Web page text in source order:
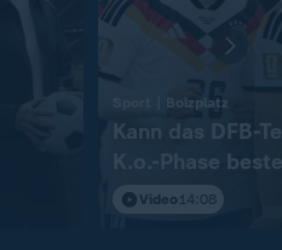
Sport | Bolzplatz
Kann das DFB-
K.o.-Phase
Video 14:08